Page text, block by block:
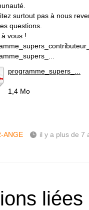
surtout pas à nous
questions.
vous !
programme_supers_...
1,4 Mo
ANGE il y a plus de 7
liées